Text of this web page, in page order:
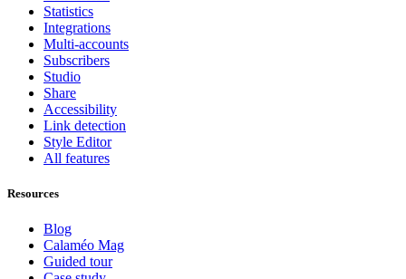
Statistics
Integrations
Multi-accounts
Subscribers
Studio
Share
Accessibility
Link detection
Style Editor
All features
Resources
Blog
Calaméo Mag
Guided tour